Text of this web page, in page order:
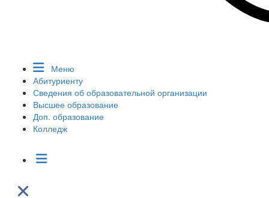
Меню
Абитуриенту
Сведения об образовательной организации
Высшее образование
Доп. образование
Колледж